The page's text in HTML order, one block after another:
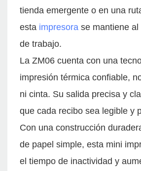
tienda emergente o en una
esta impresora se mantiene
de trabajo.
La ZM06 cuenta con una
impresión térmica confiable,
ni cinta. Su salida precisa y
que cada recibo sea legible y
Con una construcción
de papel simple, esta mini
el tiempo de inactividad y